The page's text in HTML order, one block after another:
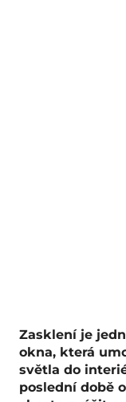
Zasklení je
okna, která
světla do
poslední době